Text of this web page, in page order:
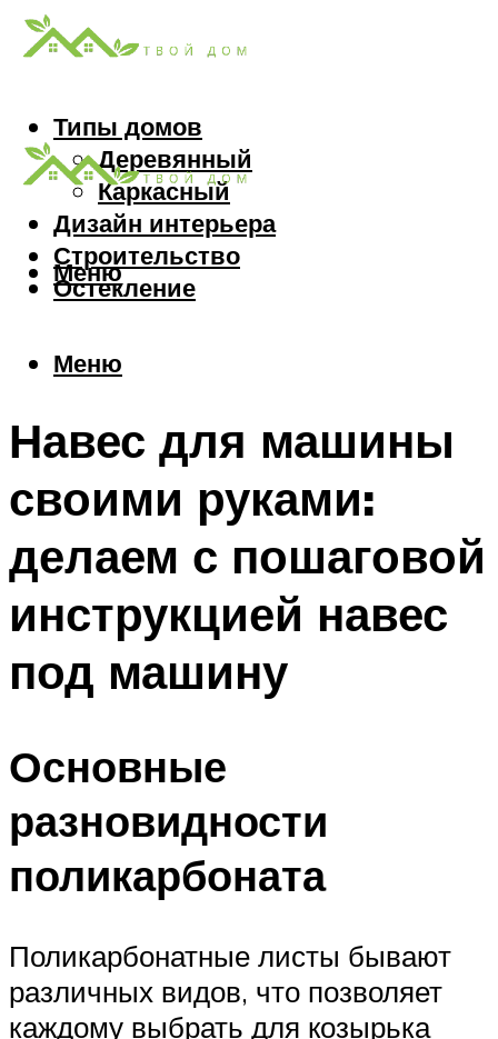
Типы домов
Деревянный
Каркасный
Дизайн интерьера
Строительство
Остекление
Меню
Меню
Навес для машины
своими руками:
делаем с пошаговой
инструкцией навес
под машину
Основные
разновидности
поликарбоната
Поликарбонатные листы бывают
различных видов, что позволяет
каждому выбрать для козырька